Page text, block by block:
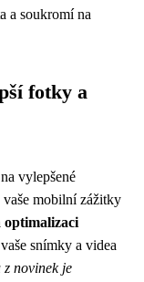
a soukromí na
fotky a
vylepšené
mobilní zážitky
optimalizaci
snímky a videa
z novinek je